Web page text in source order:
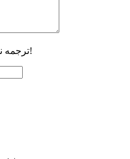
HTML ترجمه نمی شود!